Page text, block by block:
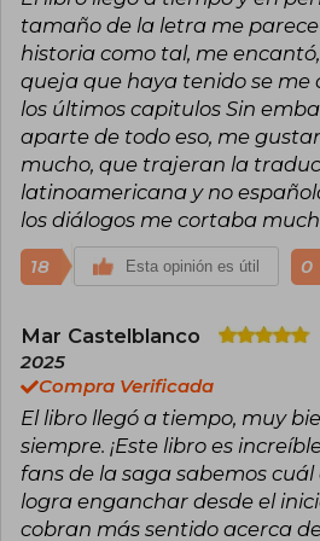
historias que
mensajes significativos.
En 2003, publicó su
viajero del suelo,
de las Tierras Bajas,
a un público
mundial llegó en
Hambre, el primer
que incluye también
Los Juegos del
obliga a jóvenes a
muerte televisada.
social y dilemas
de todas las
millones de
fue adaptada
consolidando a
más influyentes del
tamaño de la letra me
historia como tal, me
queja que haya tenido se me
los últimos capitulos Sin
aparte de todo eso, me
mucho, que trajeran la
latinoamericana y no
los diálogos me cortaba
18 Esta opinión es útil 0
Mar Castelblanco
2025
Compra Verificada
El libro llegó a tiempo, muy
siempre. ¡Este libro es
fans de la saga sabemos
logra enganchar desde el
cobran más sentido acerca